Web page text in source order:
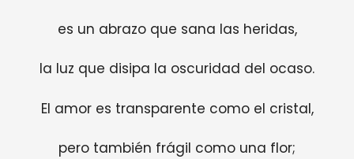
es un abrazo que sana las heridas,
la luz que disipa la oscuridad del ocaso.
El amor es transparente como el cristal,
pero también frágil como una flor;